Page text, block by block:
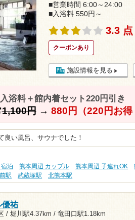
■営業時間 6:00～24:00
■入浴料 550円～
3.3 点
クーポンあり
施設情報を見る
浴料＋館内着セット220円引き
1,100円→ 880円（220円お得
良い風呂、サウナでした！
泊 熊本周辺 カップル 熊本周辺 子連れOK
駅
武蔵塚駅 北熊本駅
優祐
/ 堀川駅4.37km / 竜田口駅1.18km